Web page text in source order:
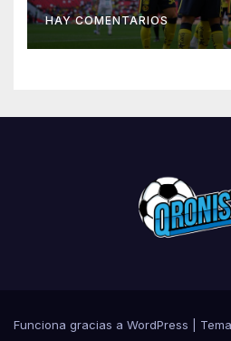
HAY COMENTARIOS
Funciona gracias a WordPress